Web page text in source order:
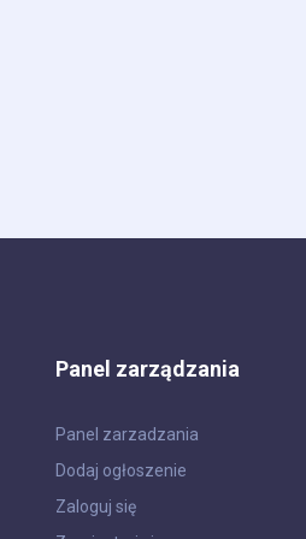
Panel zarządzania
Panel zarzadzania
Dodaj ogłoszenie
Zaloguj się